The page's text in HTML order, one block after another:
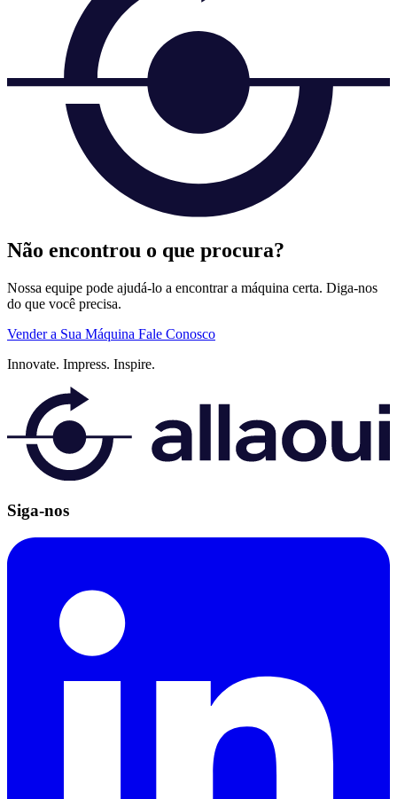
Não encontrou o que procura?
Nossa equipe pode ajudá-lo a encontrar a máquina certa. Diga-nos
do que você precisa.
Vender a Sua Máquina Fale Conosco
Innovate. Impress. Inspire.
Siga-nos